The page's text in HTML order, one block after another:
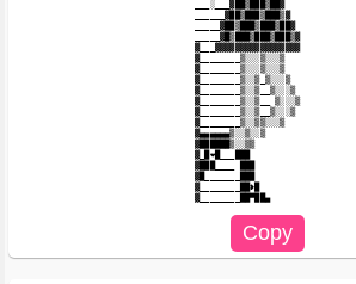
___░___▓██▒███▒██▓
______▓██▒███▒███▒▓
_____▓██▒███▒███▒██▓
_____▓█▒███▒███▒███▒▓
▓___▓▓▓▓▓▓▓▓▓▓▓▓▓▓▓▓▓
▓________▒░░░▒░░░▒
▓________▒░░░▒░░░▒
▓________▒░░▒_▒░░░▒
▓________▒░░▒__▒░░░▒
▓________▒░░▒__ ▒░░░▒
▓________▒░░▒__▒░░░▒
▓________▒░░▒▒░░░▒
▓▄▄▄▄▄▄▒░░▒░░▒
▓██████▒░░▒▒
▓_█❤█___███
▓███____ ███
▓█_______███
▓________██❥█
▓________██▀██▄